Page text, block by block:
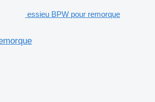
essieu BPW pour remorque